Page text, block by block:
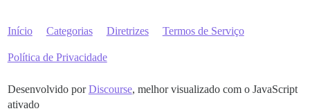
Início Categorias Diretrizes Termos de Serviço
Política de Privacidade
Desenvolvido porDiscourse, melhor visualizado com o JavaScript
ativado